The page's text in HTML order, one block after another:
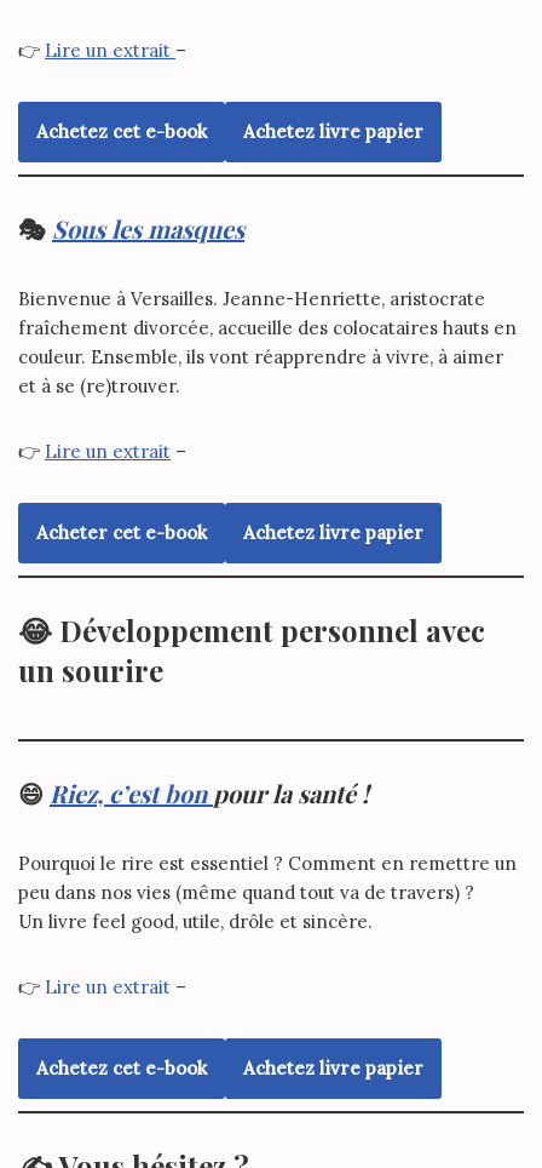
👉 Lire un extrait –
Achetez cet e-book Achetez livre papier
🎭 Sous les masques
Bienvenue à Versailles. Jeanne-Henriette, aristocrate
fraîchement divorcée, accueille des colocataires hauts en
couleur. Ensemble, ils vont réapprendre à vivre, à aimer
et à se (re)trouver.
👉 Lire un extrait –
Acheter cet e-book Achetez livre papier
😂 Développement personnel avec
un sourire
😄 Riez, c’est bon pour la santé !
Pourquoi le rire est essentiel ? Comment en remettre un
peu dans nos vies (même quand tout va de travers) ?
Un livre feel good, utile, drôle et sincère.
👉 Lire un extrait –
Achetez cet e-book Achetez livre papier